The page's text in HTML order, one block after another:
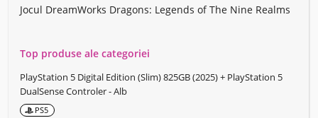
Jocul DreamWorks Dragons: Legends of The Nine Realms
Top produse ale categoriei
PlayStation 5 Digital Edition (Slim) 825GB (2025) + PlayStation 5
DualSense Controler - Alb
PS5